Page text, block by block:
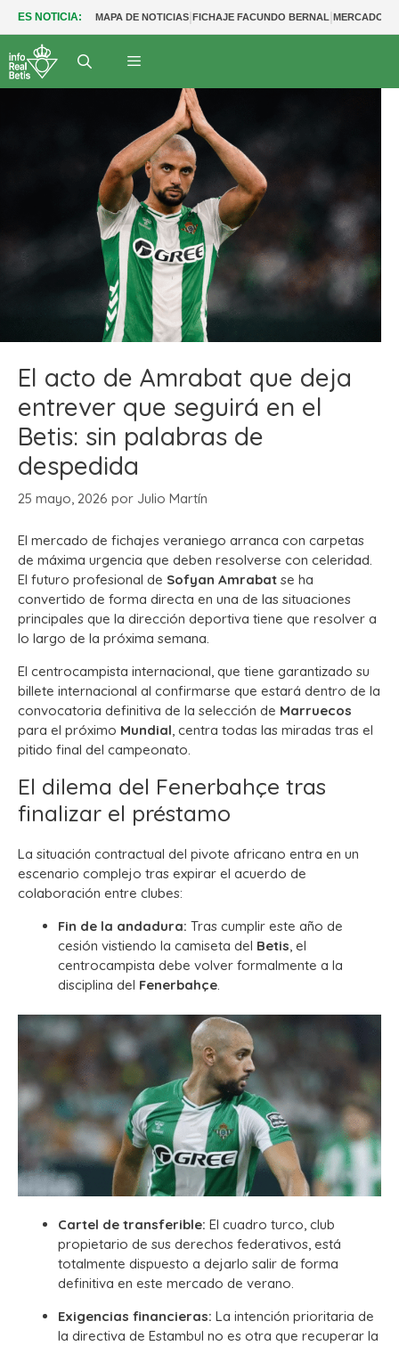
ES NOTICIA: MAPA DE NOTICIAS|FICHAJE FACUNDO BERNAL|MERCADO
El acto de Amrabat que deja
entrever que seguirá en el
Betis: sin palabras de
despedida
25 mayo, 2026 por Julio Martín
El mercado de fichajes veraniego arranca con carpetas
de máxima urgencia que deben resolverse con celeridad.
El futuro profesional de Sofyan Amrabat se ha
convertido de forma directa en una de las situaciones
principales que la dirección deportiva tiene que resolver a
lo largo de la próxima semana.
El centrocampista internacional, que tiene garantizado su
billete internacional al confirmarse que estará dentro de la
convocatoria definitiva de la selección de Marruecos
para el próximo Mundial, centra todas las miradas tras el
pitido final del campeonato.
El dilema del Fenerbahçe tras
finalizar el préstamo
La situación contractual del pivote africano entra en un
escenario complejo tras expirar el acuerdo de
colaboración entre clubes:
Fin de la andadura: Tras cumplir este año de
cesión vistiendo la camiseta del Betis, el
centrocampista debe volver formalmente a la
disciplina del Fenerbahçe.
Cartel de transferible: El cuadro turco, club
propietario de sus derechos federativos, está
totalmente dispuesto a dejarlo salir de forma
definitiva en este mercado de verano.
Exigencias financieras: La intención prioritaria de
la directiva de Estambul no es otra que recuperar la